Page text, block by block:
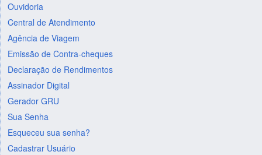
Ouvidoria
Central de Atendimento
Agência de Viagem
Emissão de Contra-cheques
Declaração de Rendimentos
Assinador Digital
Gerador GRU
Sua Senha
Esqueceu sua senha?
Cadastrar Usuário